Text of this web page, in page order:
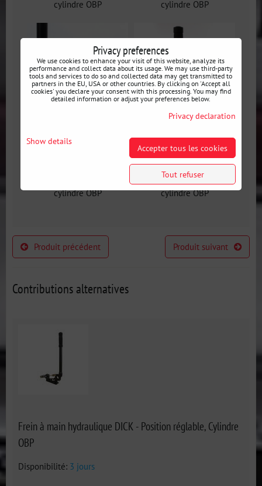
cylindre OBP cylindre OBP
cylindre OBP
Frein à main
hydraulique
démontable avec
cylindre OBP
Produit précédent Produit suivant
Contributions alternatives
Frein à main hydraulique DICK - Position réglable, Cylindre
OBP
Disponibilité: 3 jours
Privacy preferences
We use cookies to enhance your visit of this website, analyze its
performance and collect data about its usage. We may use third-party
tools and services to do so and collected data may get transmitted to
partners in the EU, USA or other countries. By clicking on 'Accept all
cookies' you declare your consent with this processing. You may find
detailed information or adjust your preferences below.
Privacy declaration
Show details
Accepter tous les cookies
Tout refuser